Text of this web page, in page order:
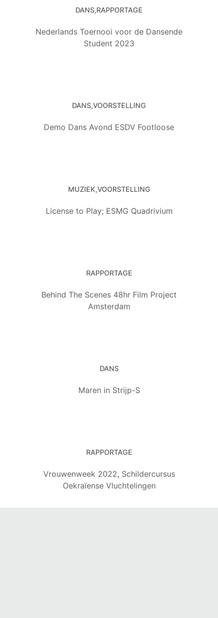
DANS RAPPORTAGE
Nederlands Toernooi voor de Dansende
Student 2023
DANS VOORSTELLING
Demo Dans Avond ESDV Footloose
MUZIEK VOORSTELLING
License to Play; ESMG Quadrivium
RAPPORTAGE
Behind The Scenes 48hr Film Project
Amsterdam
DANS
Maren in Strijp-S
RAPPORTAGE
Vrouwenweek 2022, Schildercursus
Oekraïense Vluchtelingen